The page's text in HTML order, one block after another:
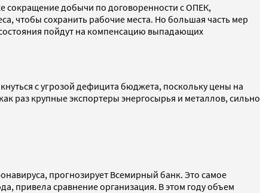
сокращение добычи по договоренности с ОПЕК,
чтобы сохранить рабочие места. Но большая часть мер
пойдут на компенсацию выпадающих
с угрозой дефицита бюджета, поскольку цены на
раз крупные экспортеры энергосырья и металлов, сильно
прогнозирует Всемирный банк. Это самое
привела сравнение организация. В этом году объем